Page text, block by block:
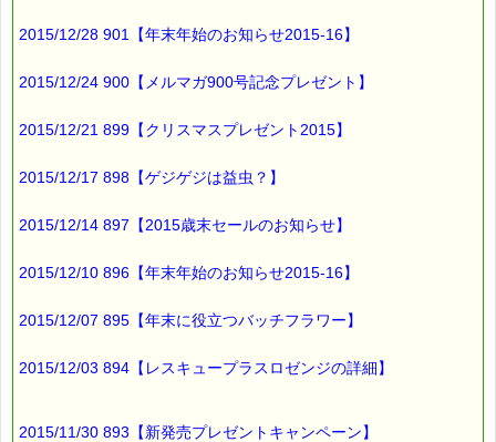
海外旅行で
時差のある国に行った時に
時差ボケと呼ばれる
体調不良を招くことがありますが、
平日と休日で
時差ボケのような
そのような状態を
と呼ぶそうです。
2015/12/28 901【年末年始のお知らせ2015-16】
2015/12/24 900【メルマガ900号記念プレゼント】
2015/12/21 899【クリスマスプレゼント2015】
2015/12/17 898【ゲジゲジは益虫？】
2015/12/14 897【2015歳末セールのお知らせ】
2015/12/10 896【年末年始のお知らせ2015-16】
2015/12/07 895【年末に役立つバッチフラワー】
2015/12/03 894【レスキュープラスロゼンジの詳細】
2015/11/30 893【新発売プレゼントキャンペーン】